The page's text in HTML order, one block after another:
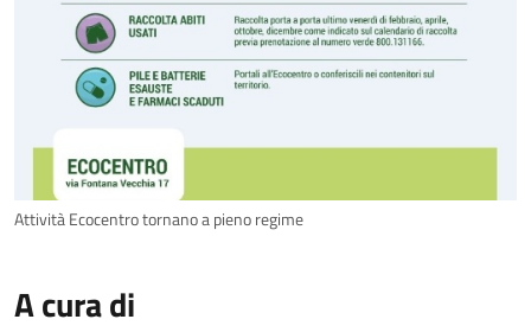
Attività Ecocentro tornano a pieno regime
A cura di